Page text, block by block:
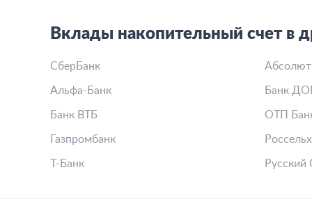
Вклады накопительный счет в
СберБанк
Альфа-Банк
Банк ВТБ
Газпромбанк
Т-Банк
Абсолют
Банк
ОТП
Русский